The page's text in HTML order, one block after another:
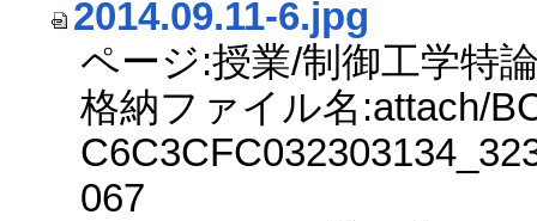
2014.09.11-6.jpg
ページ:授業/制御工学特
格納ファイル名:attach/
067